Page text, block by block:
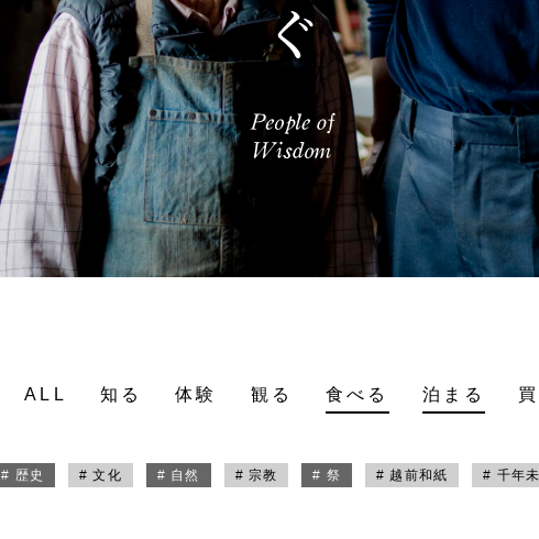
ALL 知る 体験 観る 食べる 泊まる
# 歴史 # 文化 # 自然 # 宗教 # 祭 # 越前和紙 # 千年